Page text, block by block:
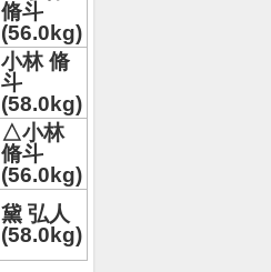
脩斗
(56.0kg)
小林 脩
斗
(58.0kg)
△小林
脩斗
(56.0kg)
黛 弘人
(58.0kg)